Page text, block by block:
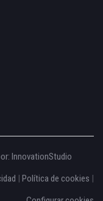
InnovationStudio
| Política de cookies |